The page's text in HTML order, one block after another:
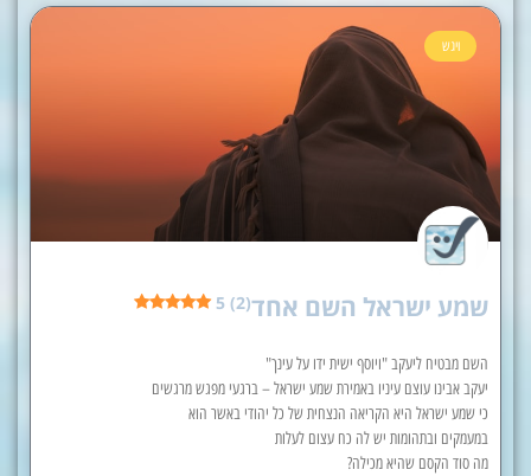
ויגש
שמע ישראל השם אחד5 (2)
השם מבטיח ליעקב "ויוסף ישית ידו על עינך"
יעקב אבינו עוצם עיניו באמירת שמע ישראל – ברגעי מפגש מרגשים
כי שמע ישראל היא הקריאה הנצחית של כל יהודי באשר הוא
במעמקים ובתהומות יש לה כח עצום לעלות
מה סוד הקסם שהיא מכילה?